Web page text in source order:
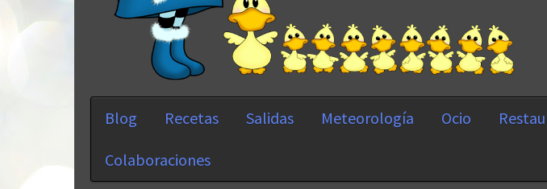
Blog Recetas Salidas Meteorología Ocio
Colaboraciones